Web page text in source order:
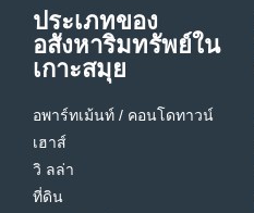
ประเภทของ
อสังหาริมทรัพย์ใน
เกาะสมุย
อพาร์ทเม้นท์ / คอนโดทาวน์
เฮาส์
วิ ลล่า
ที่ดิน